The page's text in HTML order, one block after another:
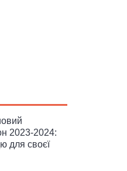
2023-2024:
для своєї